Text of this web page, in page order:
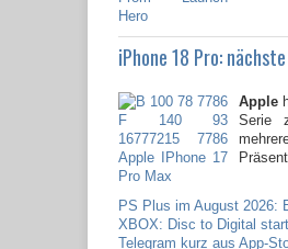
iPhone 18 Pro:
Apple
Serie
PS Plus im August 2026:
XBOX: Disc to Digital
Telegram kurz aus App-